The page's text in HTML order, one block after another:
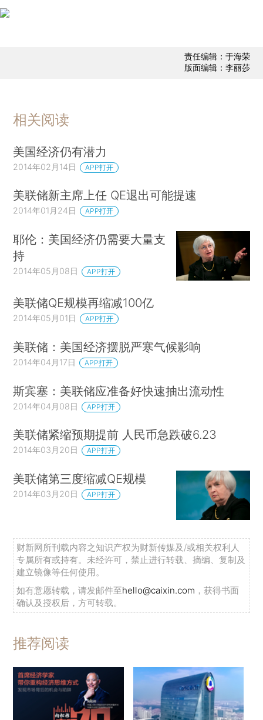
责任编辑：于海荣
版面编辑：李丽莎
相关阅读
美国经济仍有潜力
2014年02月14日 APP打开
美联储新主席上任 QE退出可能提速
2014年01月24日 APP打开
耶伦：美国经济仍需要大量支
持
2014年05月08日 APP打开
美联储QE规模再缩减100亿
2014年05月01日 APP打开
美联储：美国经济摆脱严寒气候影响
2014年04月17日 APP打开
斯宾塞：美联储应准备好快速抽出流动性
2014年04月08日 APP打开
美联储紧缩预期提前 人民币急跌破6.23
2014年03月20日 APP打开
美联储第三度缩减QE规模
2014年03月20日 APP打开
财新网所刊载内容之知识产权为财新传媒及/或相关权利人
专属所有或持有。未经许可，禁止进行转载、摘编、复制及
建立镜像等任何使用。
如有意愿转载，请发邮件至hello@caixin.com ，获得书面
确认及授权后，方可转载。
推荐阅读